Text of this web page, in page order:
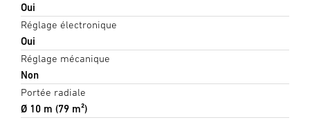
Oui
Réglage électronique
Oui
Réglage mécanique
Non
Portée radiale
Ø 10 m (79 m²)